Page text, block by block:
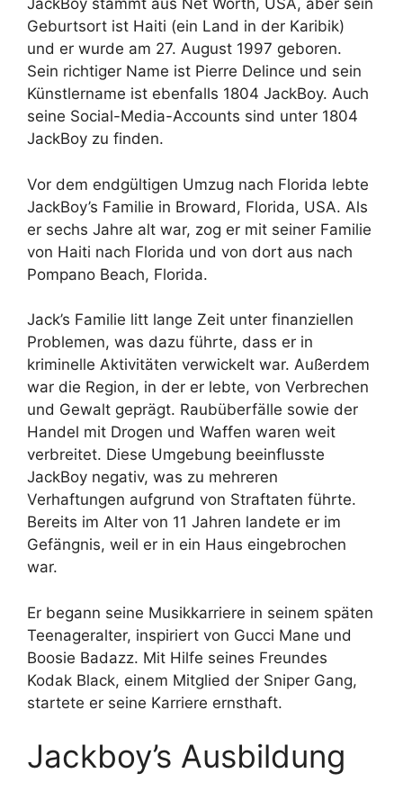
JackBoy stammt aus Net Worth, USA, aber sein
Geburtsort ist Haiti (ein Land in der Karibik)
und er wurde am 27. August 1997 geboren.
Sein richtiger Name ist Pierre Delince und sein
Künstlername ist ebenfalls 1804 JackBoy. Auch
seine Social-Media-Accounts sind unter 1804
JackBoy zu finden.
Vor dem endgültigen Umzug nach Florida lebte
JackBoy’s Familie in Broward, Florida, USA. Als
er sechs Jahre alt war, zog er mit seiner Familie
von Haiti nach Florida und von dort aus nach
Pompano Beach, Florida.
Jack’s Familie litt lange Zeit unter finanziellen
Problemen, was dazu führte, dass er in
kriminelle Aktivitäten verwickelt war. Außerdem
war die Region, in der er lebte, von Verbrechen
und Gewalt geprägt. Raubüberfälle sowie der
Handel mit Drogen und Waffen waren weit
verbreitet. Diese Umgebung beeinflusste
JackBoy negativ, was zu mehreren
Verhaftungen aufgrund von Straftaten führte.
Bereits im Alter von 11 Jahren landete er im
Gefängnis, weil er in ein Haus eingebrochen
war.
Er begann seine Musikkarriere in seinem späten
Teenageralter, inspiriert von Gucci Mane und
Boosie Badazz. Mit Hilfe seines Freundes
Kodak Black, einem Mitglied der Sniper Gang,
startete er seine Karriere ernsthaft.
Jackboy’s Ausbildung